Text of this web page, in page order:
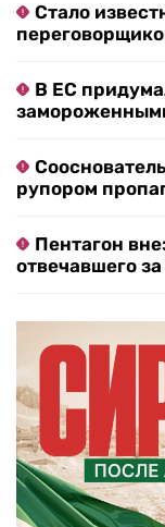
Стало
В ЕС
рупором
Пентагон
отвечавшего